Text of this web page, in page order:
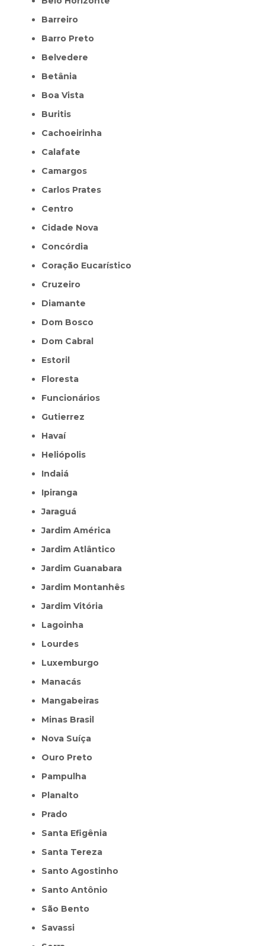
Barreiro
Barro Preto
Belvedere
Betânia
Boa Vista
Buritis
Cachoeirinha
Calafate
Camargos
Carlos Prates
Centro
Cidade Nova
Concórdia
Coração Eucarístico
Cruzeiro
Diamante
Dom Bosco
Dom Cabral
Estoril
Floresta
Funcionários
Gutierrez
Havaí
Heliópolis
Indaiá
Ipiranga
Jaraguá
Jardim América
Jardim Atlântico
Jardim Guanabara
Jardim Montanhês
Jardim Vitória
Lagoinha
Lourdes
Luxemburgo
Manacás
Mangabeiras
Minas Brasil
Nova Suíça
Ouro Preto
Pampulha
Planalto
Prado
Santa Efigênia
Santa Tereza
Santo Agostinho
Santo Antônio
São Bento
Savassi